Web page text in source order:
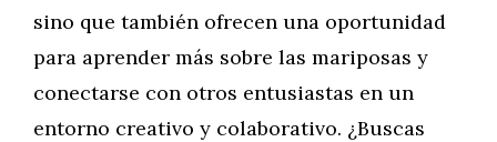
sino que también ofrecen una oportunidad
para aprender más sobre las mariposas y
conectarse con otros entusiastas en un
entorno creativo y colaborativo. ¿Buscas